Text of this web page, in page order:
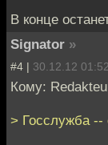
В конце
Signator »
#4 | 30.12.12 01:52
Кому:
> Госслужба --